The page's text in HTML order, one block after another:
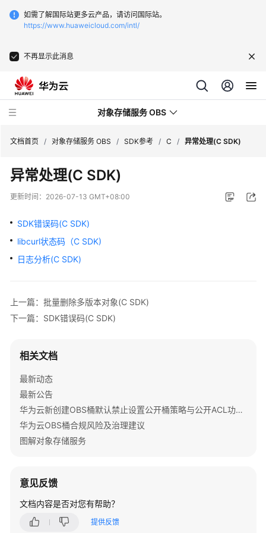
如需了解国际站更多云产品，请访问国际站。
https://www.huaweicloud.com/intl/
不再显示此消息
对象存储服务 OBS
最
新
态
服
务
产
品
绍
计
费
说
快
门
文档首页 / 对象存储服务 OBS / SDK参考 / C / 异常处理(C SDK)
异常处理(C SDK)
更新时间： 2026-07-13 GMT+08:00
SDK错误码(C SDK)
libcurl状态码（C SDK)
日志分析(C SDK)
上一篇：批量删除多版本对象(C SDK)
下一篇：SDK错误码(C SDK)
相关文档
最新动态
最新公告
华为云新创建OBS桶默认禁止设置公开桶策略与公开ACL功能通知
华为云OBS桶合规风险及治理建议
图解对象存储服务
意见反馈
文档内容是否对您有帮助？
提供反馈